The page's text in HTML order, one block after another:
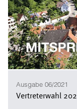
Ausgabe 06/2021
Vertreterwahl